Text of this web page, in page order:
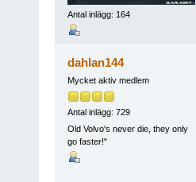
Antal inlägg: 164
dahlan144
Mycket aktiv medlem
Antal inlägg: 729
Old Volvo's never die, they only
go faster!"